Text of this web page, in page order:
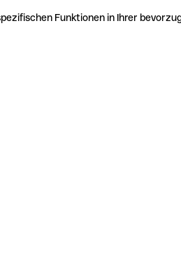
Funktionen in Ihrer